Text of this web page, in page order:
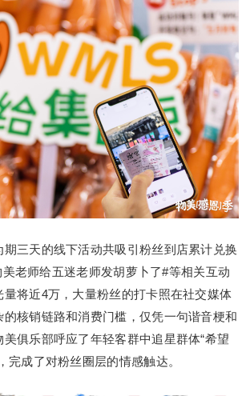
三天的线下活动共吸引粉丝到店累计兑换
美老师给五迷老师发胡萝卜了#等相关互动
将近4万，大量粉丝的打卡照在社交媒体
核销链路和消费门槛，仅凭一句谐音梗和
俱乐部呼应了年轻客群中追星群体“希望
完成了对粉丝圈层的情感触达。